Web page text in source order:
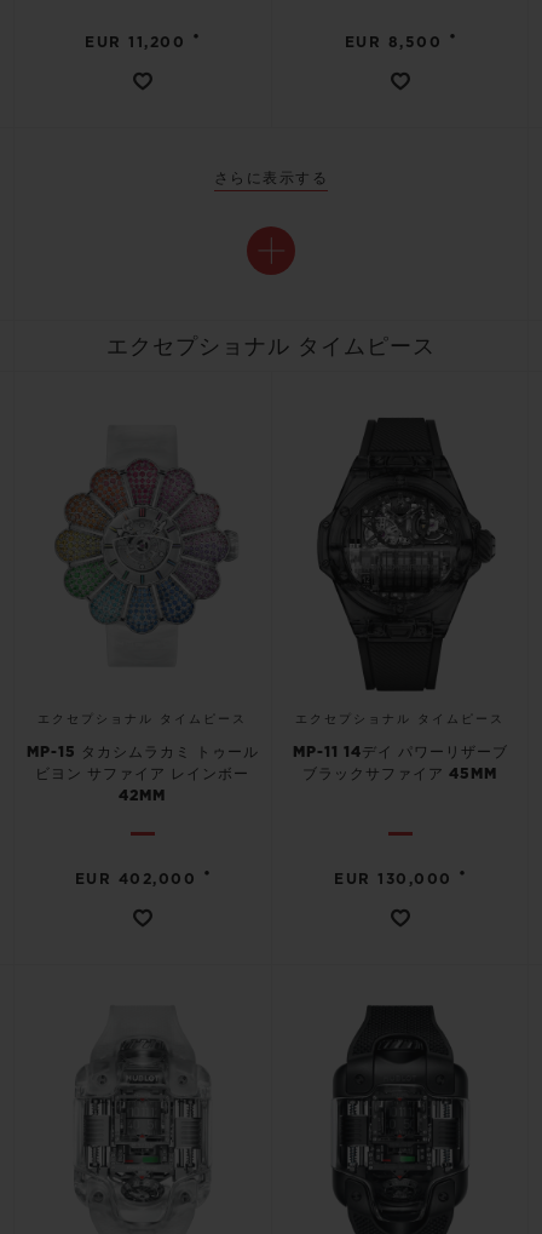
EUR 11,200 • EUR 8,500 •
さらに表示する
エクセプショナル タイムピース
エクセプショナル タイムピース
MP-15 タカシムラカミ トゥール
ビヨン サファイア レインボー
42MM
EUR 402,000 •
エクセプショナル タイムピース
MP-11 14デイ パワーリザーブ
ブラックサファイア 45MM
EUR 130,000 •